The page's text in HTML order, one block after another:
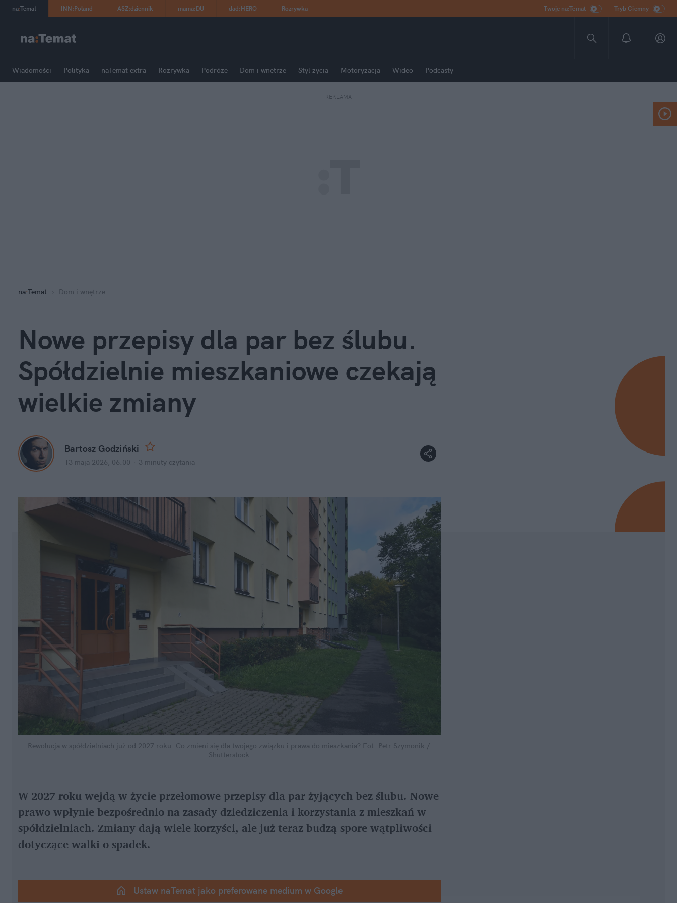
na:Temat INN:Poland ASZ:dziennik mama:DU dad:HERO Rozrywka Twoje na:Temat Tryb Ciemny
Wiadomości Polityka naTemat extra Rozrywka Podróże Dom i wnętrze Styl życia Motoryzacja Wideo Podcasty
REKLAMA
na:Temat Dom i wnętrze
Nowe przepisy dla par bez ślubu.
Spółdzielnie mieszkaniowe czekają
wielkie zmiany
Bartosz Godziński
13 maja 2026, 06:00 3 minuty czytania
Rewolucja w spółdzielniach już od 2027 roku. Co zmieni się dla twojego związku i prawa do mieszkania? Fot. Petr Szymonik /
Shutterstock
W 2027 roku wejdą w życie przełomowe przepisy dla par żyjących bez ślubu. Nowe
prawo wpłynie bezpośrednio na zasady dziedziczenia i korzystania z mieszkań w
spółdzielniach. Zmiany dają wiele korzyści, ale już teraz budzą spore wątpliwości
dotyczące walki o spadek.
Ustaw naTemat jako preferowane medium w Google